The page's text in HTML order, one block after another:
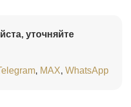
уточняйте
, MAX, WhatsApp